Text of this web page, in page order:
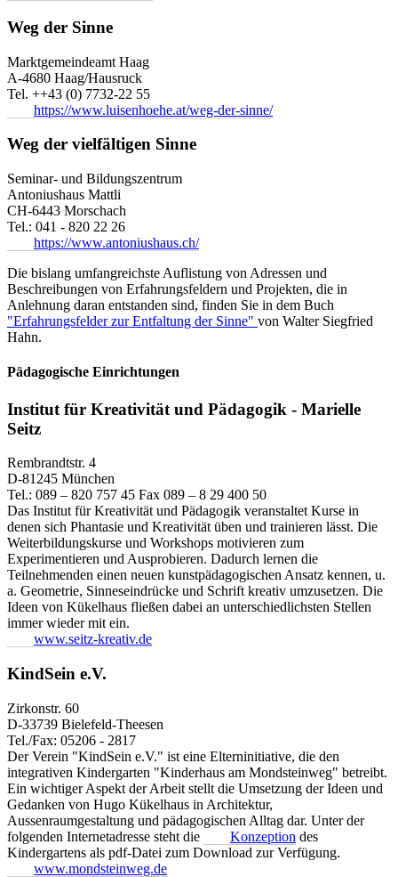
Weg der Sinne
Marktgemeindeamt Haag
A-4680 Haag/Hausruck
Tel. ++43 (0) 7732-22 55
https://www.luisenhoehe.at/weg-der-sinne/
Weg der vielfältigen Sinne
Seminar- und Bildungszentrum
Antoniushaus Mattli
CH-6443 Morschach
Tel.: 041 - 820 22 26
https://www.antoniushaus.ch/
Die bislang umfangreichste Auflistung von Adressen und
Beschreibungen von Erfahrungsfeldern und Projekten, die in
Anlehnung daran entstanden sind, finden Sie in dem Buch
"Erfahrungsfelder zur Entfaltung der Sinne" von Walter Siegfried
Hahn.
Pädagogische Einrichtungen
Institut für Kreativität und Pädagogik - Marielle
Seitz
Rembrandtstr. 4
D-81245 München
Tel.: 089 – 820 757 45 Fax 089 – 8 29 400 50
Das Institut für Kreativität und Pädagogik veranstaltet Kurse in
denen sich Phantasie und Kreativität üben und trainieren lässt. Die
Weiterbildungskurse und Workshops motivieren zum
Experimentieren und Ausprobieren. Dadurch lernen die
Teilnehmenden einen neuen kunstpädagogischen Ansatz kennen, u.
a. Geometrie, Sinneseindrücke und Schrift kreativ umzusetzen. Die
Ideen von Kükelhaus fließen dabei an unterschiedlichsten Stellen
immer wieder mit ein.
www.seitz-kreativ.de
KindSein e.V.
Zirkonstr. 60
D-33739 Bielefeld-Theesen
Tel./Fax: 05206 - 2817
Der Verein "KindSein e.V." ist eine Elterninitiative, die den
integrativen Kindergarten "Kinderhaus am Mondsteinweg" betreibt.
Ein wichtiger Aspekt der Arbeit stellt die Umsetzung der Ideen und
Gedanken von Hugo Kükelhaus in Architektur,
Aussenraumgestaltung und pädagogischen Alltag dar. Unter der
folgenden Internetadresse steht die
Konzeption des
Kindergartens als pdf-Datei zum Download zur Verfügung.
www.mondsteinweg.de